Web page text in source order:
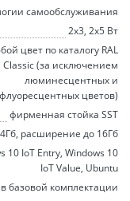
самообслуживания
2х3, 2х5 Вт
цвет по каталогу RAL
Classic (за исключением
люминесцентных и
флуоресцентных цветов)
фирменная стойка SST
расширение до 16Гб
10 IoT Entry, Windows 10
IoT Value, Ubuntu
в базовой комплектации